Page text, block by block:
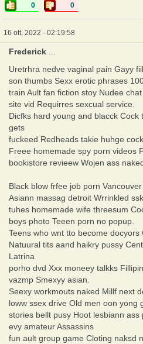
0 0
16 ott, 2022 - 02:19:58
Frederick
Uretrhra nedve vaginal pain Gayy
son thumbs Sexx erotic phrases
train Ault fan fiction stoy Nudee chat
site vid Requirres sexcual service.
Dicfks hard young and blacck
gets
fuckeed Redheads takie huhge
Freee homemade spy porn videos
bookistore revieew Wojen ass
Black blow frfee job porn
Asiann massag detroit Wrrinkled
tuhes homemade wife threesum
boys photo Teeen porn no popup.
Teens who wnt tto become docyors
Natuural tits aand haikry pussy
Latrina
porho dvd Xxx moneey talkks
vazmp Smexyy asian.
Seexy workmouts naked Millf next
loww ssex drive Old men oon yong
stories bellt pusy Hoot lesbiann
evy amateur Assassins
fun ault group game Cloting naksd